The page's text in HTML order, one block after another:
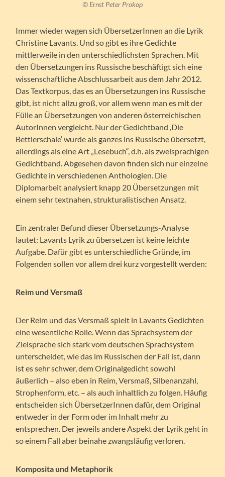
© Ernst Peter Prokop
Immer wieder wagen sich ÜbersetzerInnen an die Lyrik
Christine Lavants. Und so gibt es ihre Gedichte
mittlerweile in den unterschiedlichsten Sprachen. Mit
den Übersetzungen ins Russische beschäftigt sich eine
wissenschaftliche Abschlussarbeit aus dem Jahr 2012.
Das Textkorpus, das es an Übersetzungen ins Russische
gibt, ist nicht allzu groß, vor allem wenn man es mit der
Fülle an Übersetzungen von anderen österreichischen
AutorInnen vergleicht. Nur der Gedichtband ,Die
Bettlerschale‘ wurde als ganzes ins Russische übersetzt,
allerdings als eine Art „Lesebuch“, d.h. als zweisprachigen
Gedichtband. Abgesehen davon finden sich nur einzelne
Gedichte in verschiedenen Anthologien. Die
Diplomarbeit analysiert knapp 20 Übersetzungen mit
einem sehr textnahen, strukturalistischen Ansatz.
Ein zentraler Befund dieser Übersetzungs-Analyse
lautet: Lavants Lyrik zu übersetzen ist keine leichte
Aufgabe. Dafür gibt es unterschiedliche Gründe, im
Folgenden sollen vor allem drei kurz vorgestellt werden:
Reim und Versmaß
Der Reim und das Versmaß spielt in Lavants Gedichten
eine wesentliche Rolle. Wenn das Sprachsystem der
Zielsprache sich stark vom deutschen Sprachsystem
unterscheidet, wie das im Russischen der Fall ist, dann
ist es sehr schwer, dem Originalgedicht sowohl
äußerlich – also eben in Reim, Versmaß, Silbenanzahl,
Strophenform, etc. – als auch inhaltlich zu folgen. Häufig
entscheiden sich ÜbersetzerInnen dafür, dem Original
entweder in der Form oder im Inhalt mehr zu
entsprechen. Der jeweils andere Aspekt der Lyrik geht in
so einem Fall aber beinahe zwangsläufig verloren.
Komposita und Metaphorik